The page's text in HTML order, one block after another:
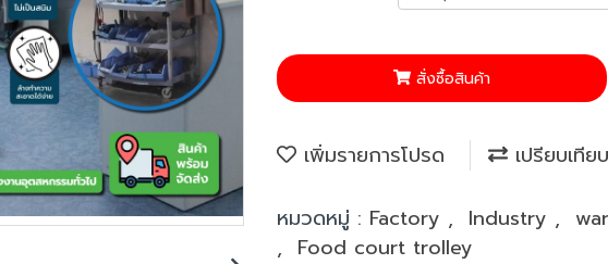
สั่งซื้อสินค้า
เพิ่มรายการโปรด เปรียบเทียบ
หมวดหมู่ : Factory , Industry ,
, Food court trolley